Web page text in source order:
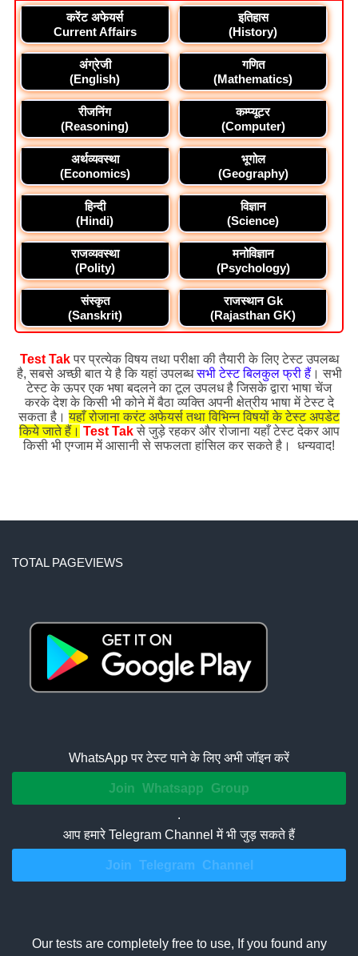
करेंट अफेयर्स
Current Affairs
इतिहास
(History)
अंग्रेजी
(English)
गणित
(Mathematics)
रीजनिंग
(Reasoning)
कम्प्यूटर
(Computer)
अर्थव्यवस्था
(Economics)
भूगोल
(Geography)
हिन्दी
(Hindi)
विज्ञान
(Science)
राजव्यवस्था
(Polity)
मनोविज्ञान
(Psychology)
संस्कृत
(Sanskrit)
राजस्थान Gk
(Rajasthan GK)
Test Takपर प्रत्येक विषय तथा परीक्षा की तैयारी के लिए टेस्ट उपलब्ध
है, सबसे अच्छी बात ये है कि यहां उपलब्धसभी टेस्ट बिलकुल फ्री हैं। सभी
टेस्ट के ऊपर एक भषा बदलने का टूल उपलध है जिसके द्वारा भाषा चेंज
करके देश के किसी भी कोने में बैठा व्यक्ति अपनी क्षेत्रीय भाषा में टेस्ट दे
सकता है।यहाँ रोजाना करंट अफेयर्स तथा विभिन्न विषयों के टेस्ट अपडेट
किये जाते हैं। Test Takसे जुड़े रहकर और रोजाना यहाँ टेस्ट देकर आप
किसी भी एग्जाम में आसानी से सफलता हांसिल कर सकते है। धन्यवाद!
TOTAL PAGEVIEWS
WhatsApp पर टेस्ट पाने के लिए अभी जॉइन करें
Join Whatsapp Group
.
आप हमारे Telegram Channel में भी जुड़ सकते हैं
Join Telegram Channel
Our tests are completely free to use, If you found any